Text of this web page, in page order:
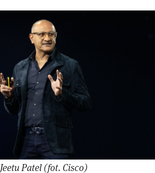
Jeetu Patel (fot. Cisco)